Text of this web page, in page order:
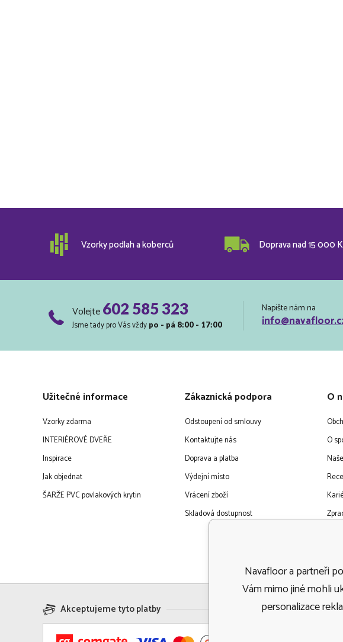
Vzorky podlah a koberců Doprava nad 15 000
Volejte602 585 323
Jsme tady pro Vás vždy po - pá 8:00 - 17:00
Napište nám na
Užitečné informace
Vzorky zdarma
INTERIÉROVÉ DVEŘE
Inspirace
Jak objednat
ŠARŽE PVC povlakových krytin
Zákaznická podpora
Odstoupení od smlouvy
Kontaktujte nás
Doprava a platba
Výdejní místo
Vrácení zboží
Skladová dostupnost
O
O
Akceptujeme tyto platby
Navafloor a partneři
Vám mimo jiné mohli
personalizace